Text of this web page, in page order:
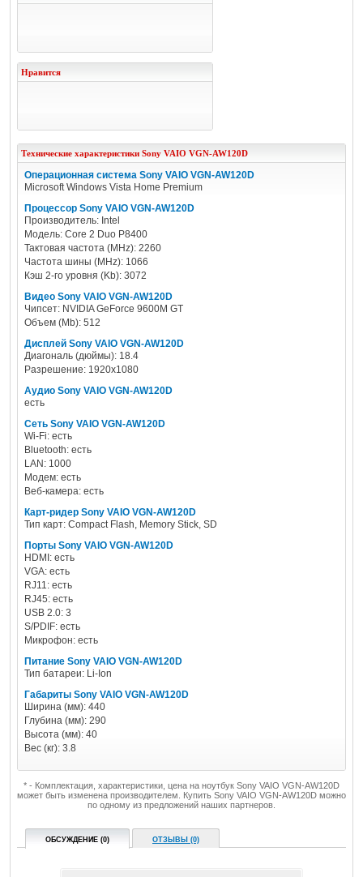
Нравится
Технические характеристики Sony VAIO VGN-AW120D
Операционная система Sony VAIO VGN-AW120D
Microsoft Windows Vista Home Premium
Процессор Sony VAIO VGN-AW120D
Производитель: Intel
Модель: Core 2 Duo P8400
Тактовая частота (MHz): 2260
Частота шины (MHz): 1066
Кэш 2-го уровня (Kb): 3072
Видео Sony VAIO VGN-AW120D
Чипсет: NVIDIA GeForce 9600M GT
Объем (Mb): 512
Дисплей Sony VAIO VGN-AW120D
Диагональ (дюймы): 18.4
Разрешение: 1920x1080
Аудио Sony VAIO VGN-AW120D
есть
Сеть Sony VAIO VGN-AW120D
Wi-Fi: есть
Bluetooth: есть
LAN: 1000
Модем: есть
Веб-камера: есть
Карт-ридер Sony VAIO VGN-AW120D
Тип карт: Compact Flash, Memory Stick, SD
Порты Sony VAIO VGN-AW120D
HDMI: есть
VGA: есть
RJ11: есть
RJ45: есть
USB 2.0: 3
S/PDIF: есть
Микрофон: есть
Питание Sony VAIO VGN-AW120D
Тип батареи: Li-Ion
Габариты Sony VAIO VGN-AW120D
Ширина (мм): 440
Глубина (мм): 290
Высота (мм): 40
Вес (кг): 3.8
* - Комплектация, характеристики, цена на ноутбук Sony VAIO VGN-AW120D
может быть изменена производителем. Купить Sony VAIO VGN-AW120D можно
по одному из предложений наших партнеров.
ОБСУЖДЕНИЕ (0) ОТЗЫВЫ (0)